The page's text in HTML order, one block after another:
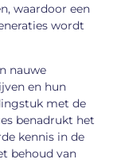
waardoor een
wordt
nauwe
en hun
met de
benadrukt het
kennis in de
behoud van